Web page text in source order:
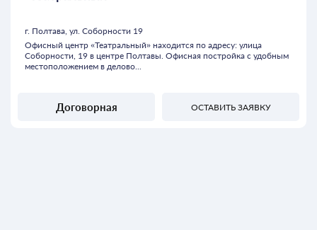
г. Полтава, ул. Соборности 19
Офисный центр «Театральный» находится по адресу: улица
Соборности, 19 в центре Полтавы. Офисная постройка с удобным
местоположением в делово...
Договорная ОСТАВИТЬ ЗАЯВКУ